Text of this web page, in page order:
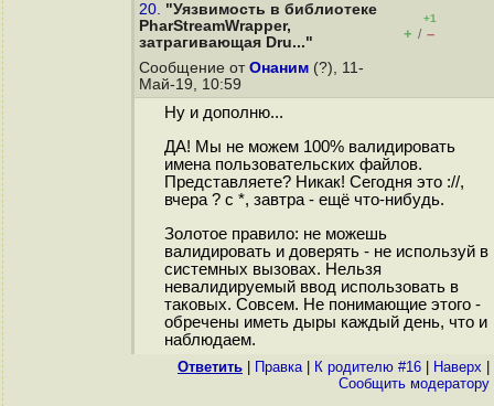
20. "Уязвимость в библиотеке
PharStreamWrapper,
затрагивающая Dru..."
+1
+ / –
Сообщение от Онаним (?), 11-
Май-19, 10:59
Ну и дополню...
ДА! Мы не можем 100% валидировать
имена пользовательских файлов.
Представляете? Никак! Сегодня это ://,
вчера ? с *, завтра - ещё что-нибудь.
Золотое правило: не можешь
валидировать и доверять - не используй в
системных вызовах. Нельзя
невалидируемый ввод использовать в
таковых. Совсем. Не понимающие этого -
обречены иметь дыры каждый день, что и
наблюдаем.
Ответить Правка| К родителю #16 Наверх
Cообщить модератору